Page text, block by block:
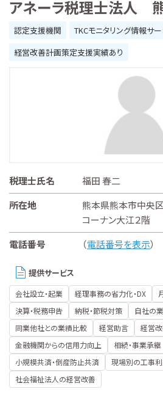
アネーラ税理士法人
認定支援機関
TKCモニタリング情報サ
経営改善計画策定支援実績あり
税理士氏名
福田 春二
所在地
熊本県熊本市中央
コーナン大江２階
電話番号
（電話番号を表示）
提供サービス
会社設立・起業 経理事務の省力化・DX
決算・税務申告
納税・節税対策 自社の
同業他社との業績比較
経営助言
経営
金融機関からの信用力向上
相続・事業承継
小規模共済・倒産防止共済
現場別の工事
社会福祉法人の経営改善